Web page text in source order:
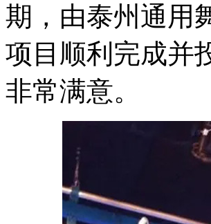
期，由泰州通用
项目顺利完成并
非常满意。